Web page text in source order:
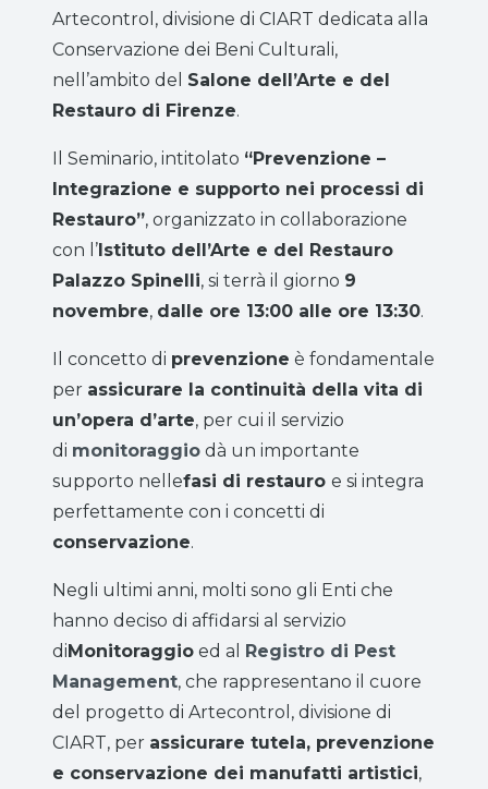
Artecontrol, divisione di CIART dedicata alla
Conservazione dei Beni Culturali,
nell’ambito del Salone dell’Arte e del
Restauro di Firenze.
Il Seminario, intitolato “Prevenzione –
Integrazione e supporto nei processi di
Restauro”, organizzato in collaborazione
con l’Istituto dell’Arte e del Restauro
Palazzo Spinelli, si terrà il giorno 9
novembre, dalle ore 13:00 alle ore 13:30.
Il concetto di prevenzione è fondamentale
per assicurare la continuità della vita di
un’opera d’arte, per cui il servizio
di monitoraggio dà un importante
supporto nellefasi di restauro e si integra
perfettamente con i concetti di
conservazione.
Negli ultimi anni, molti sono gli Enti che
hanno deciso di affidarsi al servizio
diMonitoraggio ed al Registro di Pest
Management, che rappresentano il cuore
del progetto di Artecontrol, divisione di
CIART, per assicurare tutela, prevenzione
e conservazione dei manufatti artistici,